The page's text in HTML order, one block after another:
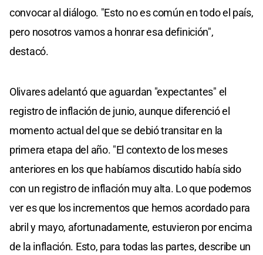
convocar al diálogo. "Esto no es común en todo el país,
pero nosotros vamos a honrar esa definición",
destacó.
Olivares adelantó que aguardan "expectantes" el
registro de inflación de junio, aunque diferenció el
momento actual del que se debió transitar en la
primera etapa del año. "El contexto de los meses
anteriores en los que habíamos discutido había sido
con un registro de inflación muy alta. Lo que podemos
ver es que los incrementos que hemos acordado para
abril y mayo, afortunadamente, estuvieron por encima
de la inflación. Esto, para todas las partes, describe un